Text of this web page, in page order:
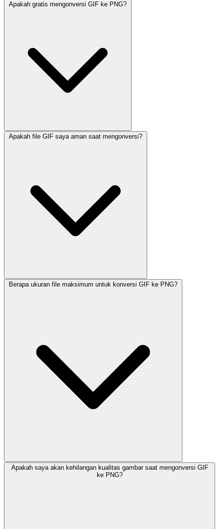
Apakah gratis mengonversi GIF ke PNG?
Apakah file GIF saya aman saat mengonversi?
Berapa ukuran file maksimum untuk konversi GIF ke PNG?
Apakah saya akan kehilangan kualitas gambar saat mengonversi GIF
ke PNG?